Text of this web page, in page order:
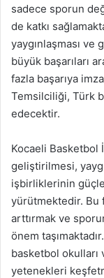
sadece sporun
de katkı
yaygınlaşması
büyük başarıları
fazla başarıya
Temsilciliği, Türk
edecektir.
Kocaeli
geliştirilmesi,
işbirliklerinin
yürütmektedir. Bu
arttırmak ve
önem
basketbol okulları
yetenekleri